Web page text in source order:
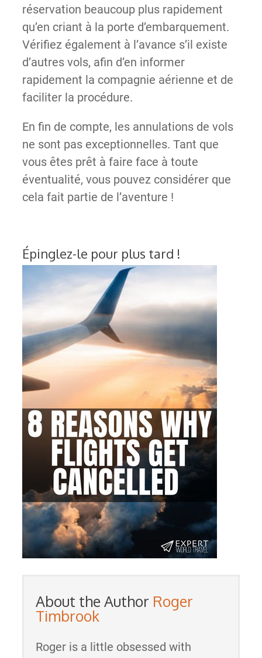
réservation beaucoup plus rapidement
qu’en criant à la porte d’embarquement.
Vérifiez également à l’avance s’il existe
d’autres vols, afin d’en informer
rapidement la compagnie aérienne et de
faciliter la procédure.
En fin de compte, les annulations de vols
ne sont pas exceptionnelles. Tant que
vous êtes prêt à faire face à toute
éventualité, vous pouvez considérer que
cela fait partie de l’aventure !
Épinglez-le pour plus tard !
About the Author Roger
Timbrook
Roger is a little obsessed with